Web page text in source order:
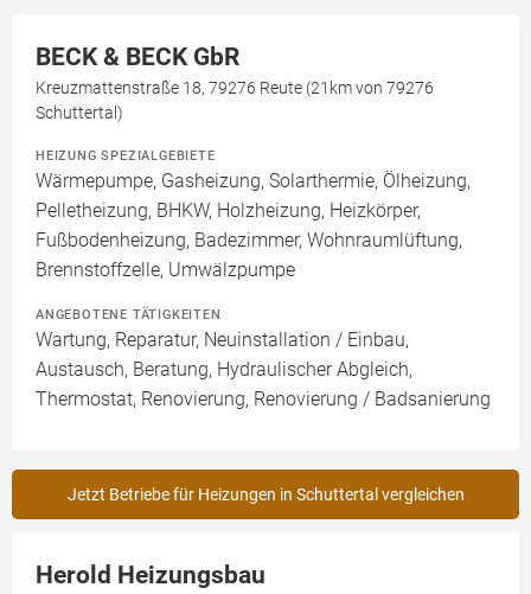
BECK & BECK GbR
Kreuzmattenstraße 18, 79276 Reute (21km von 79276
Schuttertal)
HEIZUNG SPEZIALGEBIETE
Wärmepumpe, Gasheizung, Solarthermie, Ölheizung,
Pelletheizung, BHKW, Holzheizung, Heizkörper,
Fußbodenheizung, Badezimmer, Wohnraumlüftung,
Brennstoffzelle, Umwälzpumpe
ANGEBOTENE TÄTIGKEITEN
Wartung, Reparatur, Neuinstallation / Einbau,
Austausch, Beratung, Hydraulischer Abgleich,
Thermostat, Renovierung, Renovierung / Badsanierung
Jetzt Betriebe für Heizungen in Schuttertal vergleichen
Herold Heizungsbau